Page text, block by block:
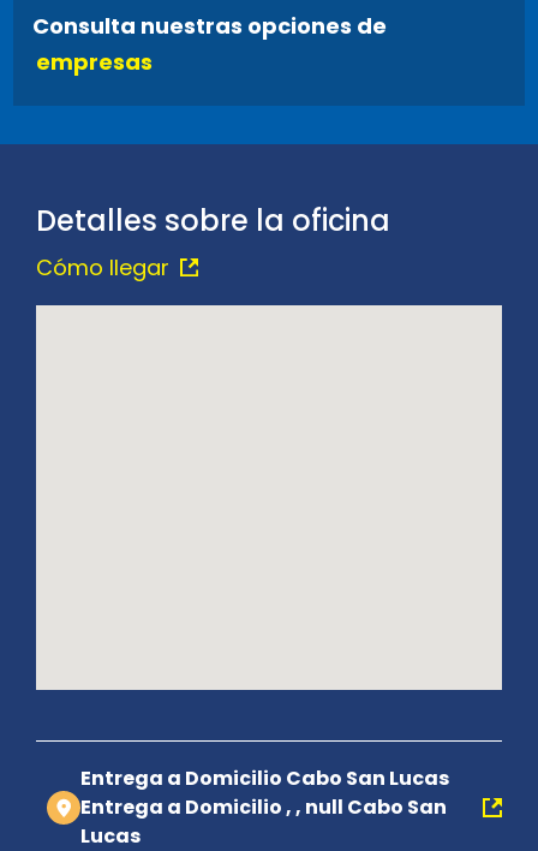
Consulta nuestras opciones de
empresas
Detalles sobre la oficina
Cómo llegar
Entrega a Domicilio Cabo San Lucas
Entrega a Domicilio , , null Cabo San
Lucas